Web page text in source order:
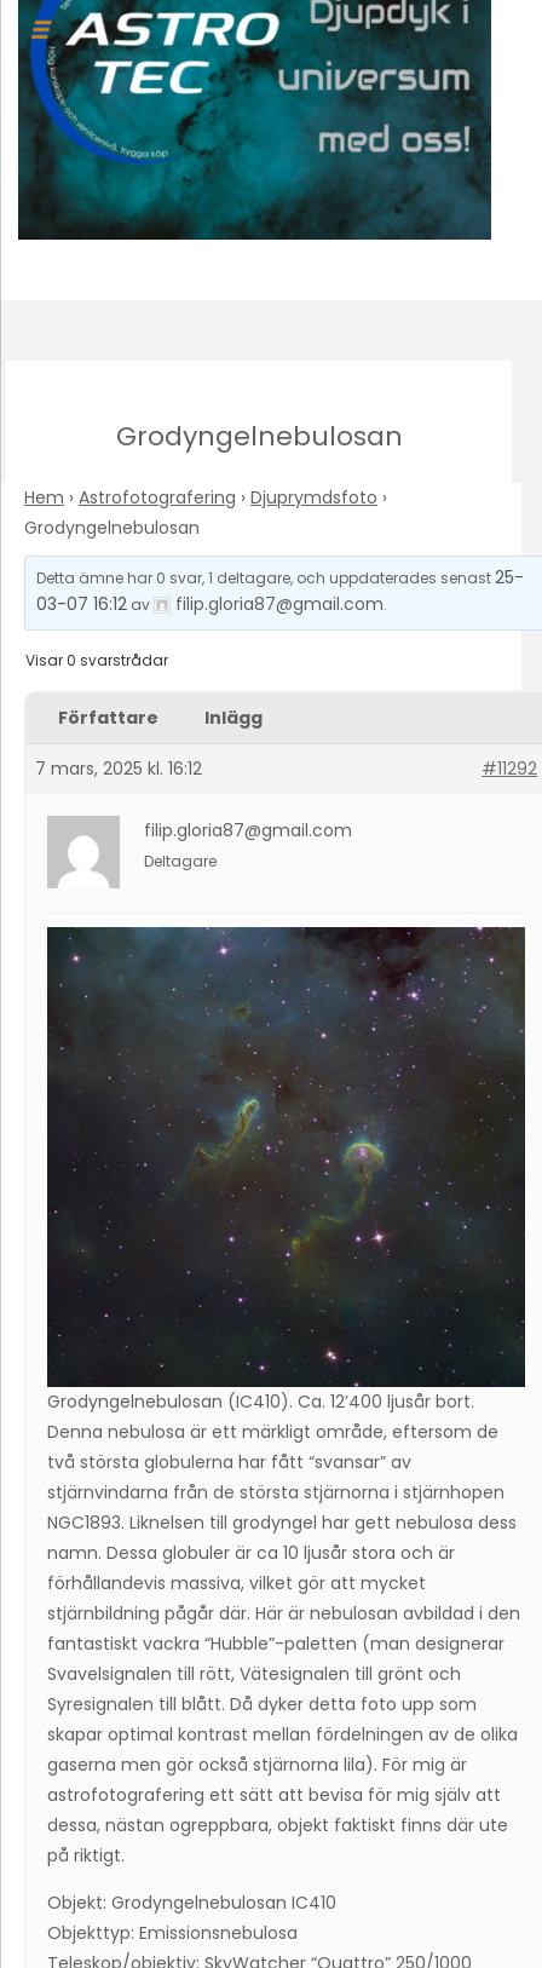
Grodyngelnebulosan
Hem › Astrofotografering › Djuprymdsfoto ›
Grodyngelnebulosan
Detta ämne har 0 svar, 1 deltagare, och uppdaterades senast25-
03-07 16:12 av filip.gloria87@gmail.com.
Visar 0 svarstrådar
Författare Inlägg
7 mars, 2025 kl. 16:12 #11292
filip.gloria87@gmail.com
Deltagare
Grodyngelnebulosan (IC410). Ca. 12’400 ljusår bort.
Denna nebulosa är ett märkligt område, eftersom de
två största globulerna har fått “svansar” av
stjärnvindarna från de största stjärnorna i stjärnhopen
NGC1893. Liknelsen till grodyngel har gett nebulosa dess
namn. Dessa globuler är ca 10 ljusår stora och är
förhållandevis massiva, vilket gör att mycket
stjärnbildning pågår där. Här är nebulosan avbildad i den
fantastiskt vackra “Hubble”-paletten (man designerar
Svavelsignalen till rött, Vätesignalen till grönt och
Syresignalen till blått. Då dyker detta foto upp som
skapar optimal kontrast mellan fördelningen av de olika
gaserna men gör också stjärnorna lila). För mig är
astrofotografering ett sätt att bevisa för mig själv att
dessa, nästan ogreppbara, objekt faktiskt finns där ute
på riktigt.
Objekt: Grodyngelnebulosan IC410
Objekttyp: Emissionsnebulosa
Teleskop/objektiv: SkyWatcher “Quattro” 250/1000